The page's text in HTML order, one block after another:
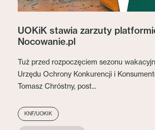
UOKiK stawia zarzuty
Nocowanie.pl
Tuż przed rozpoczęciem sezonu
Urzędu Ochrony Konkurencji i
Tomasz Chróstny, post...
KNF/UOKIK